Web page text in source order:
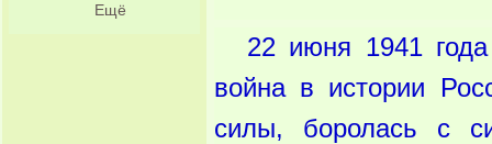
Ещё
22 июня 1941
война в истории
силы, боролась с